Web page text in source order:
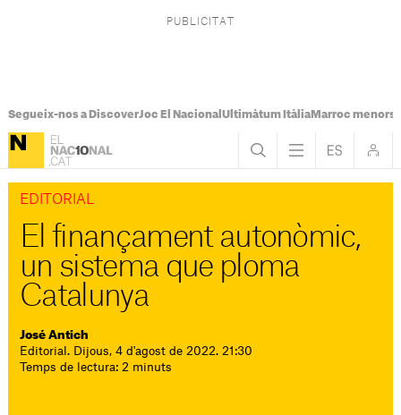
Segueix-nos a DiscoverJoc El Nacional Ultimàtum ItàliaMarroc menors
EDITORIAL
El finançament autonòmic,
un sistema que ploma
Catalunya
José Antich
Editorial. Dijous, 4 d'agost de 2022. 21:30
Temps de lectura: 2 minuts